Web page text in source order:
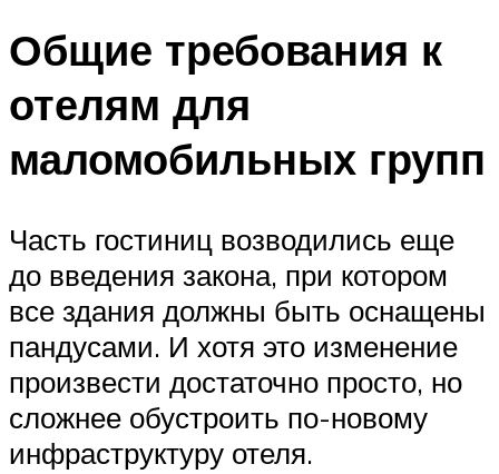
Общие требования к
отелям для
маломобильных групп
Часть гостиниц возводились еще
до введения закона, при котором
все здания должны быть оснащены
пандусами. И хотя это изменение
произвести достаточно просто, но
сложнее обустроить по-новому
инфраструктуру отеля.